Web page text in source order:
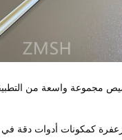
مجموعة واسعة من
كمكونات أدوات دقة في